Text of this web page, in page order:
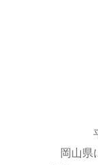
岡山県